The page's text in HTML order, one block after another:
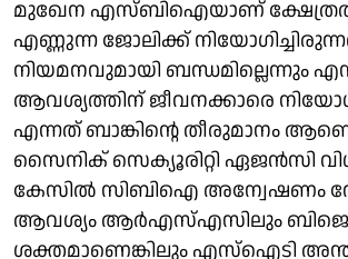
മുഖേന എസ്ബിഐയാണ്
എണ്ണുന്ന ജോലിക്ക്
നിയമനവുമായി ബന്ധമില്ലെന്നും
ആവശ്യത്തിന് ജീവനക്കാരെ
എന്നത് ബാങ്കിന്റെ തീരുമാനം
സൈനിക് സെക്യൂരിറ്റി ഏജന്‍സി
കേസില്‍ സിബിഐ അന്വേഷണം
ആവശ്യം ആര്‍എസ്എസിലും
ശക്തമാണെങ്കിലും എസ്‌ഐടി അന്തിമ